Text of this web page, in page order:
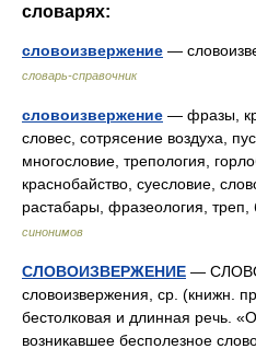
словарях:
словоизвержение —
словарь-справочник
словоизвержение — фразы,
словес, сотрясение воздуха,
многословие, трепология,
краснобайство, суесловие,
растабары, фразеология,
синонимов
СЛОВОИЗВЕРЖЕНИЕ —
словоизвержения, ср. (книжн.
бестолковая и длинная речь.
возникавшее бесполезное